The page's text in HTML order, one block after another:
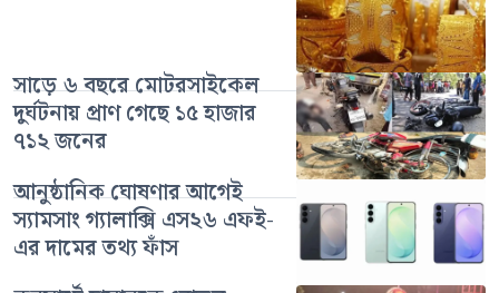
সাড়ে ৬ বছরে মোটরসাইকেল
দুর্ঘটনায় প্রাণ গেছে ১৫ হাজার
৭১২ জনের
আনুষ্ঠানিক ঘোষণার আগেই
স্যামসাং গ্যালাক্সি এস২৬ এফই-
এর দামের তথ্য ফাঁস